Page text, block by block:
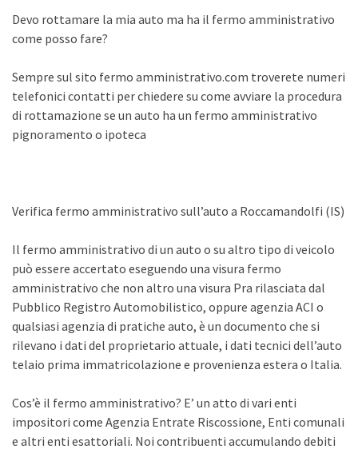
Devo rottamare la mia auto ma ha il fermo amministrativo
come posso fare?
Sempre sul sito fermo amministrativo.com troverete numeri
telefonici contatti per chiedere su come avviare la procedura
di rottamazione se un auto ha un fermo amministrativo
pignoramento o ipoteca
Verifica fermo amministrativo sull’auto a Roccamandolfi (IS)
Il fermo amministrativo di un auto o su altro tipo di veicolo
può essere accertato eseguendo una visura fermo
amministrativo che non altro una visura Pra rilasciata dal
Pubblico Registro Automobilistico, oppure agenzia ACI o
qualsiasi agenzia di pratiche auto, è un documento che si
rilevano i dati del proprietario attuale, i dati tecnici dell’auto
telaio prima immatricolazione e provenienza estera o Italia.
Cos’è il fermo amministrativo? E’ un atto di vari enti
impositori come Agenzia Entrate Riscossione, Enti comunali
e altri enti esattoriali. Noi contribuenti accumulando debiti